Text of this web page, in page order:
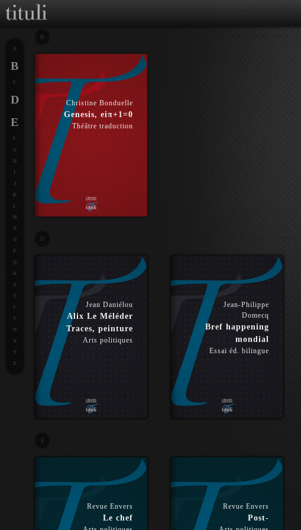
B
Christine Bonduelle
Genesis, eiπ+1=0
Théâtre traduction
D
Jean Daniélou
Alix Le Méléder
Traces, peinture
Arts politiques
Jean-Philippe
Domecq
Bref happening
mondial
Essai éd. bilingue
E
Revue Envers
Le chef
Revue Envers
Post-
A
B
C
D
E
F
G
J
K
L
M
N
O
P
Q
R
S
T
U
V
W
X
Y
Z